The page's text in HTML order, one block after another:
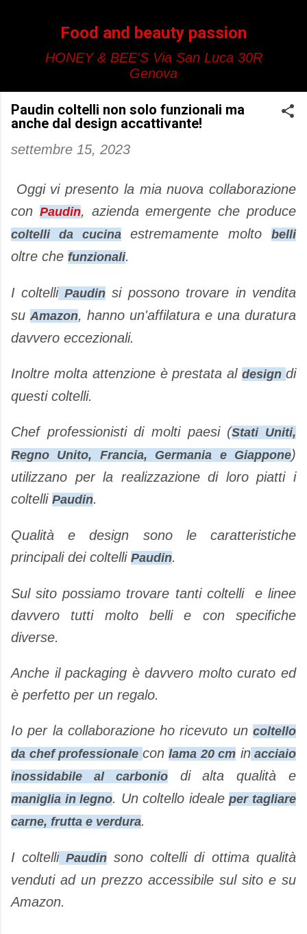
Food and beauty passion
HONEY & BEE'S Via San Luca 30R
Genova
Paudin coltelli non solo funzionali ma
anche dal design accattivante!
settembre 15, 2023
Oggi vi presento la mia nuova collaborazione
con Paudin, azienda emergente che produce
coltelli da cucinaestremamente moltobelli
oltre che funzionali.
I coltelli Paudinsi possono trovare in vendita
su Amazon, hanno un'affilatura e una duratura
davvero eccezionali.
Inoltre molta attenzione è prestata aldesigndi
questi coltelli.
Chef professionisti di molti paesi (Stati Uniti,
Regno Unito, Francia, Germania e Giappone)
utilizzano per la realizzazione di loro piatti i
coltelli Paudin.
Qualità e design sono le caratteristiche
principali dei coltelli Paudin.
Sul sito possiamo trovare tanti coltelli e linee
davvero tutti molto belli e con specifiche
diverse.
Anche il packaging è davvero molto curato ed
è perfetto per un regalo.
Io per la collaborazione ho ricevuto un coltello
da chef professionale con lama 20 cm inacciaio
inossidabile al carboniodi alta qualità e
maniglia in legno. Un coltello idealeper tagliare
carne, frutta e verdura.
I coltelli Paudinsono coltelli di ottima qualità
venduti ad un prezzo accessibile sul sito e su
Amazon.